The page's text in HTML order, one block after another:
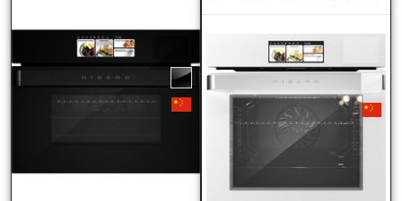
Наличие